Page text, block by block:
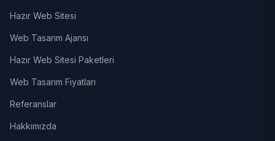
Hazır Web Sitesi
Web Tasarım Ajansı
Hazır Web Sitesi Paketleri
Web Tasarım Fiyatları
Referanslar
Hakkımızda